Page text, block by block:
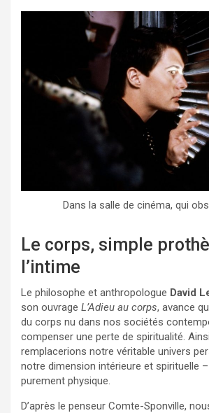
Dans la salle de cinéma, qui
Le corps, simple
l’intime
Le philosophe et anthropologue David
son ouvrage L’Adieu au corps, avance
du corps nu dans nos sociétés
compenser une perte de spiritualité.
remplacerions notre véritable univers
notre dimension intérieure et spirituelle
purement physique.
D’après le penseur Comte-Sponville,